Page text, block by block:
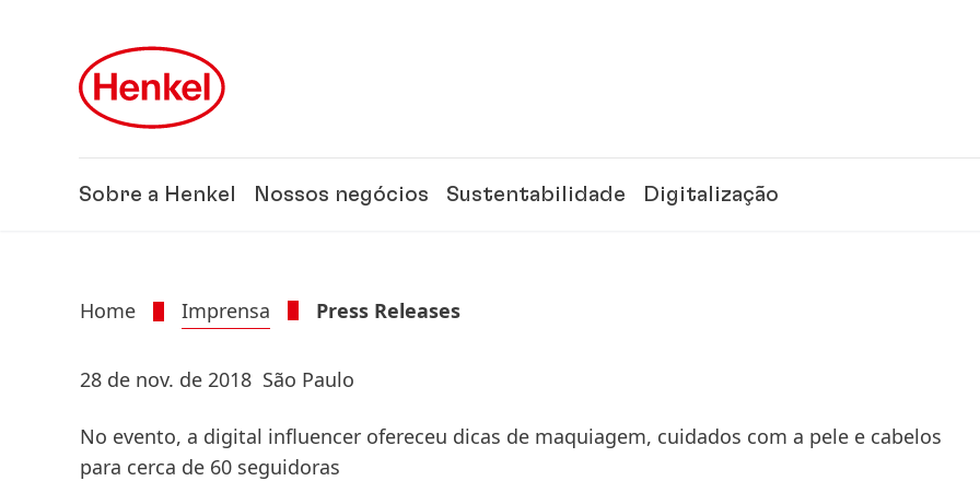
Sobre a Henkel Nossos negócios Sustentabilidade Digitalização
Home Imprensa Press Releases
28 de nov. de 2018 São Paulo
No evento, a digital influencer ofereceu dicas de maquiagem, cuidados com a pele e cabelos
para cerca de 60 seguidoras